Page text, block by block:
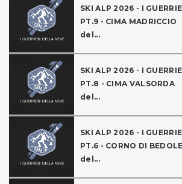
SKI ALP 2026 - I
PT.9 - CIMA MADRICCIO
del...
SKI ALP 2026 - I
PT.8 - CIMA VALSORDA
del...
SKI ALP 2026 - I
PT.6 - CORNO DI BEDOLE
del...